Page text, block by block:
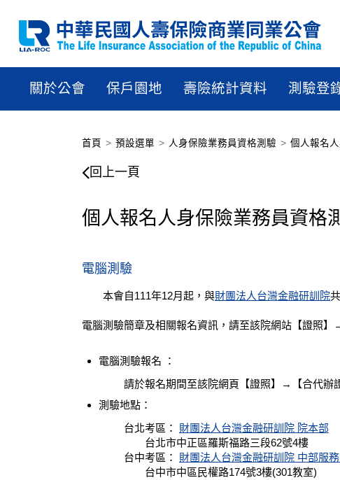
關於公會 保戶園地 壽險統計資料 測驗登
個人報名人身保險業務員資
首頁 預設選單 人身保險業務員資格測驗 個人報名
回上一頁
個人報名人身保險業務員資格
電腦測驗
本會自111年12月起，與財團法人台灣金融研訓院
電腦測驗簡章及相關報名資訊，請至該院網站【證照
電腦測驗報名 ：
請於報名期間至該院網頁【證照】→【合代辦
測驗地點：
台北考區： 財團法人台灣金融研訓院 院本部
台北市中正區羅斯福路三段62號4樓
台中考區： 財團法人台灣金融研訓院 中部服
台中市中區民權路174號3樓(301教室)